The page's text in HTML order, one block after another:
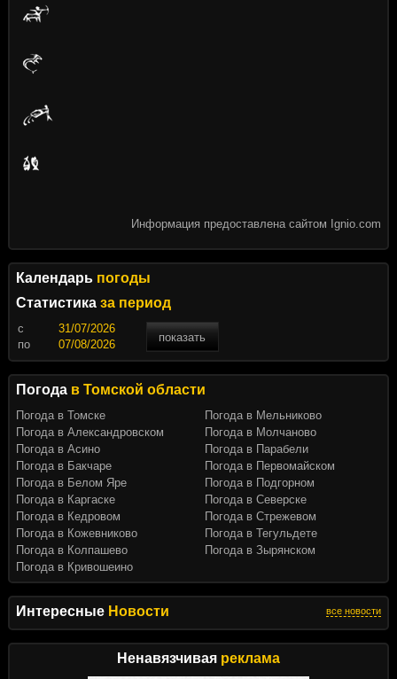
Интересные Новости все новости
Ненавязчивая реклама
Информация предоставлена сайтом Ignio.com
Календарь погоды
Статистика за период
c
показать
по
Погода в Томской области
Погода в Томске
Погода в Александровском
Погода в Асино
Погода в Бакчаре
Погода в Белом Яре
Погода в Каргаске
Погода в Кедровом
Погода в Кожевниково
Погода в Колпашево
Погода в Кривошеино
Погода в Мельниково
Погода в Молчаново
Погода в Парабели
Погода в Первомайском
Погода в Подгорном
Погода в Северске
Погода в Стрежевом
Погода в Тегульдете
Погода в Зырянском